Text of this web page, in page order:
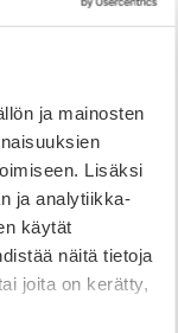
ja mainosten
Lisäksi
ja analytiikka-
käytät
näitä tietoja
joita on kerätty,
3.11. aikana
30€/hlö
Koko buffet-